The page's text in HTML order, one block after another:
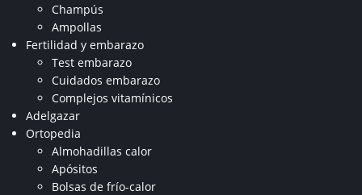
Champús
Ampollas
Fertilidad y embarazo
Test embarazo
Cuidados embarazo
Complejos vitamínicos
Adelgazar
Ortopedia
Almohadillas calor
Apósitos
Bolsas de frío-calor